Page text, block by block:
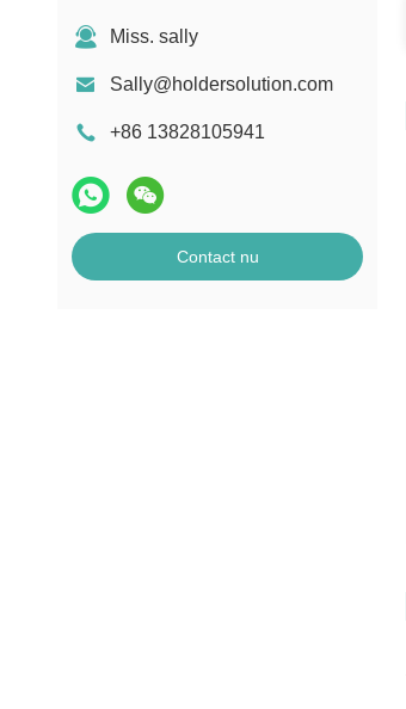
Miss. sally
Sally@holdersolution.com
+86 13828105941
Contact nu